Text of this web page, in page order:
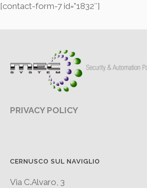
[contact-form-7 id=”1832″]
PRIVACY POLICY
CERNUSCO SUL NAVIGLIO
Via C.Alvaro, 3